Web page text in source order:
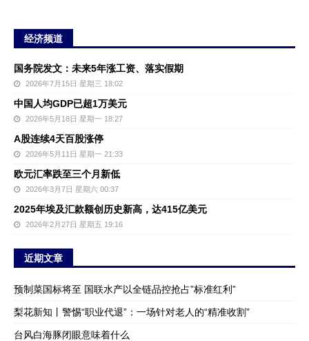
经济频道
国务院发文：未来5年涨工资、落实假期
2026年7月15日 星期三 18:02
中国人均GDP已超1万美元
2026年5月18日 星期一 18:27
A股连续4天百股涨停
2026年5月11日 星期一 21:33
欧元汇率跌至三个月新低
2026年3月7日 星期六 00:37
2025年埃及汇款额创历史新高，达415亿美元
2026年2月27日 星期五 19:16
近期文章
预制菜国标将至 国联水产以全链品控抢占”标准红利”
梨花新知丨警惕“职业代退”：一场针对老人的“精准收割”
台风白海豚闭眼意味着什么